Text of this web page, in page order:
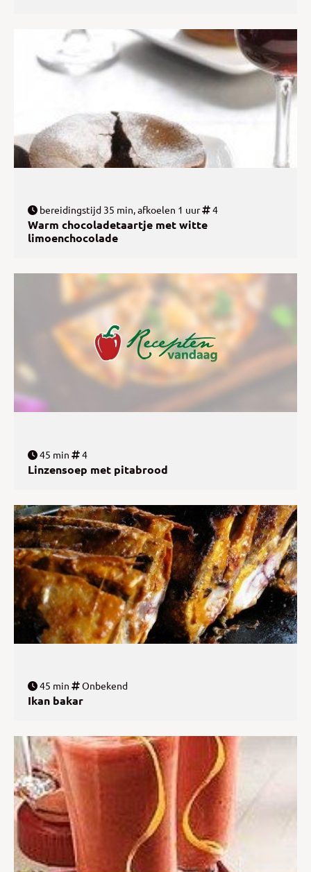
bereidingstijd 35 min, afkoelen 1 uur 4
Warm chocoladetaartje met witte
limoenchocolade
45 min 4
Linzensoep met pitabrood
45 min Onbekend
Ikan bakar